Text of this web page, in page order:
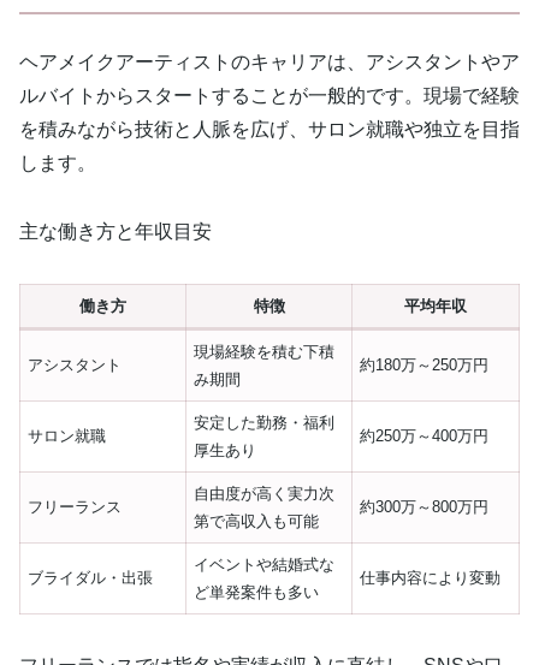
ヘアメイクアーティストのキャリアは、アシスタントやア
ルバイトからスタートすることが一般的です。現場で経験
を積みながら技術と人脈を広げ、サロン就職や独立を目指
します。
主な働き方と年収目安
働き方 特徴 平均年収
アシスタント
現場経験を積む下積
み期間
約180万～250万円
サロン就職
安定した勤務・福利
厚生あり
約250万～400万円
フリーランス
自由度が高く実力次
第で高収入も可能
約300万～800万円
ブライダル・出張
イベントや結婚式な
ど単発案件も多い
仕事内容により変動